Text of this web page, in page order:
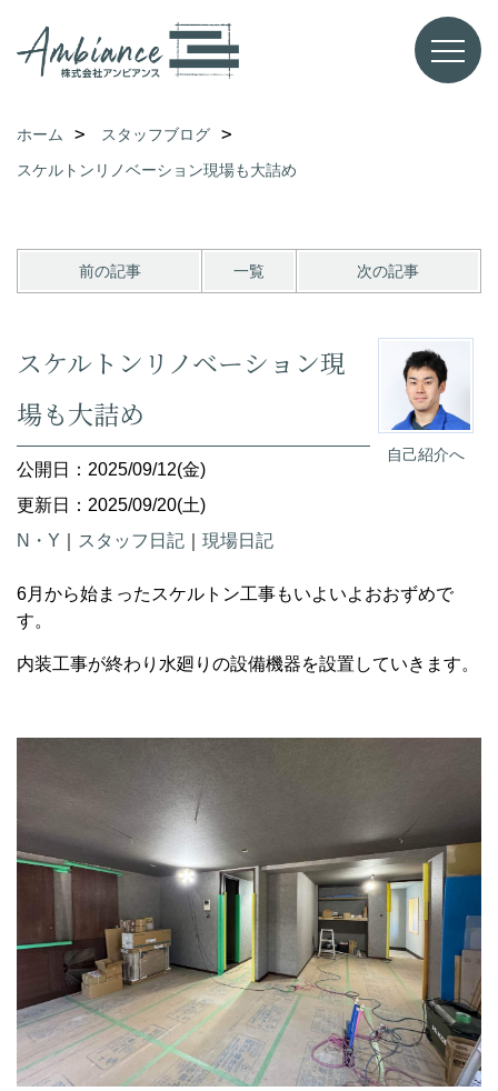
ホーム
スタッフブログ
スケルトンリノベーション現場も大詰め
前の記事 一覧 次の記事
自己紹介へ
スケルトンリノベーション現
場も大詰め
公開日：2025/09/12(金)
更新日：2025/09/20(土)
N・Y
スタッフ日記 現場日記
6月から始まったスケルトン工事もいよいよおおずめで
す。
内装工事が終わり水廻りの設備機器を設置していきます。